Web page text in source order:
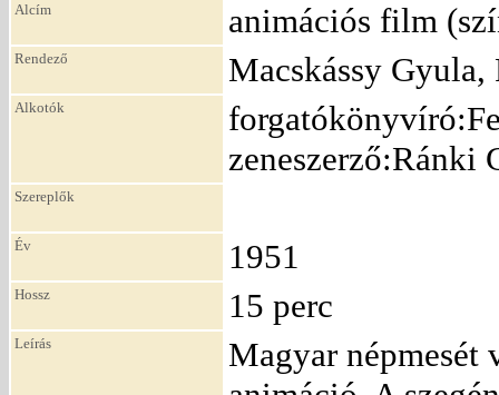
Alcím animációs film
Rendező Macskássy Gyula,
Alkotók
zeneszerző:Ránki
Szereplők
Év 1951
Hossz 15 perc
Leírás
Magyar népmesét